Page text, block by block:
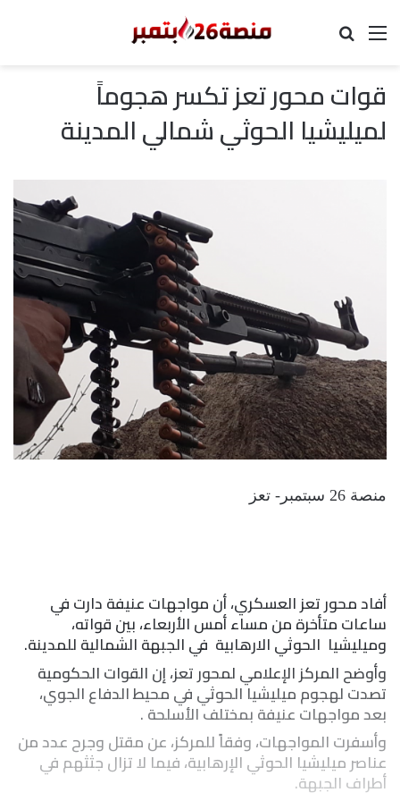
القائمة
قوات محور تعز تكسر هجوماً
لميليشيا الحوثي شمالي المدينة
منصة 26 سبتمبر- تعز
أفاد محور تعز العسكري، أن مواجهات عنيفة دارت في
ساعات متأخرة من مساء أمس الأربعاء، بين قواته،
وميليشيا الحوثي الارهابية في الجبهة الشمالية للمدينة.
وأوضح المركز الإعلامي لمحور تعز، إن القوات الحكومية
تصدت لهجوم ميليشيا الحوثي في محيط الدفاع الجوي،
بعد مواجهات عنيفة بمختلف الأسلحة .
وأسفرت المواجهات، وفقاً للمركز، عن مقتل وجرح عدد من
عناصر ميليشيا الحوثي الإرهابية، فيما لا تزال جثثهم في
أطراف الجبهة.